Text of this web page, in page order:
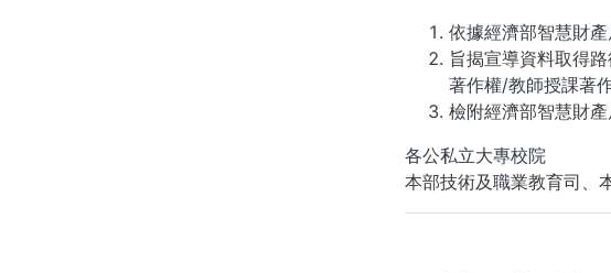
依據經濟部智慧財產
旨揭宣導資料取得
著作權/教師授課著作
檢附經濟部智慧財
各公私立大專校院
本部技術及職業教育司、